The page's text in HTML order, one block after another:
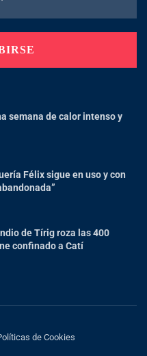
semana de calor intenso y
Félix sigue en uso y con
de Tírig roza las 400
confinado a Catí
de Cookies